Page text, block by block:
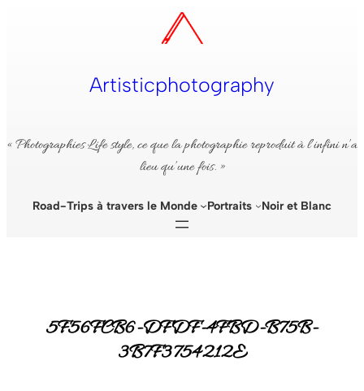
Artisticphotography
« Photographies Life style, ce que la photographie reproduit à l’infini n’a
lieu qu’une fois. »
Road-Trips à travers le Monde Portraits Noir et Blanc
5F56FCB6-DFDF-4FBD-B75B-
3B7F3754212E